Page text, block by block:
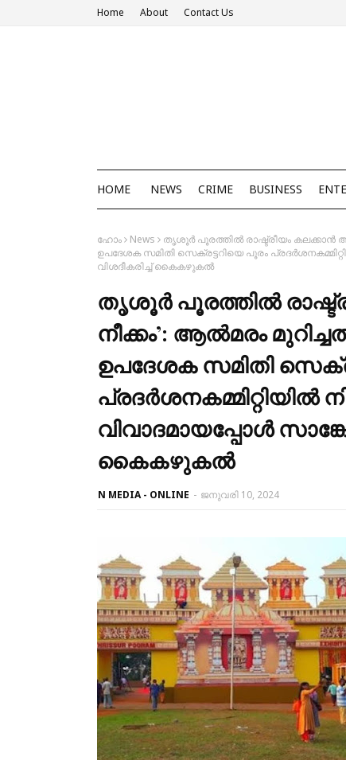
Home About Contact Us
HOME NEWS CRIME BUSINESS
ഹോം News
തൃശൂർ പൂരത്തിൽ രാഷ്ട്രീയം കലക്കാൻ
ഉപദേശക സമിതി സെക്രട്ടറിയെ പൂരം
വിശദീകരിച്ച് കൈകഴുകൽ
തൃശൂർ പൂരത്തിൽ
നീക്കം’: ആൽമരം
ഉപദേശക സമിതി
പ്രദർശനകമ്മിറ്റിയിൽ
വിവാദമായപ്പോൾ
കൈകഴുകൽ
N MEDIA - ONLINE - ജനുവരി 10, 2024